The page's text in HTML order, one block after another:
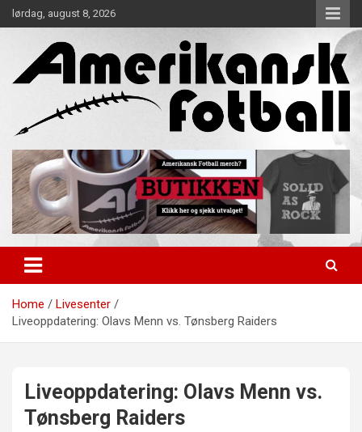
Skip
to
lørdag, august 8, 2026
Amerikansk Fotball
Home
Livesenter
Liveoppdatering: Olavs Menn vs. Tønsberg Raiders
Liveoppdatering: Olavs Menn vs.
Tønsberg Raiders